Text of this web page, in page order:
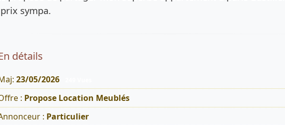
sympa.
détails
23/05/2026
: Propose Location Meublés
: Particulier